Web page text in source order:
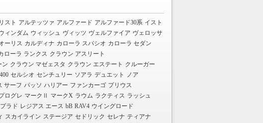
スト アルテッツァ アルファード アルファード30系 イスト
ィンダム ウィッシュ ヴィッツ ヴェルファイア ヴェロッサ
ーリス カルディナ カローラ スパシオ カローラ セダン
ローラ ランクス クラウン アスリート
ン クラウン マゼェスタ クラウン エステート クルーガー
セルシオ センチュリー ソアラ デュエット
ノア
サーフ パッソ ハリアー ファンカーゴ プリウス
ログレ マークⅡ マークX ラウム ラクティス ラッシュ
ラド レジアス エース bB RAV4 ウイングロード
スカイライン ステージア セドリック セレナ ティアナ